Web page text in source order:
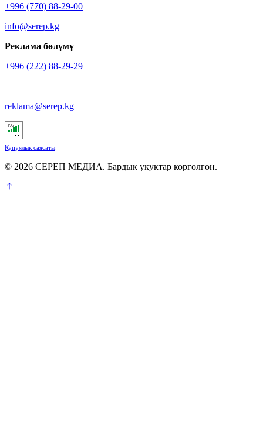
+996 (770) 88-29-00
info@serep.kg
Реклама бөлүмү
+996 (222) 88-29-29
reklama@serep.kg
Купуялык саясаты
© 2026 СЕРЕП МЕДИА. Бардык укуктар корголгон.